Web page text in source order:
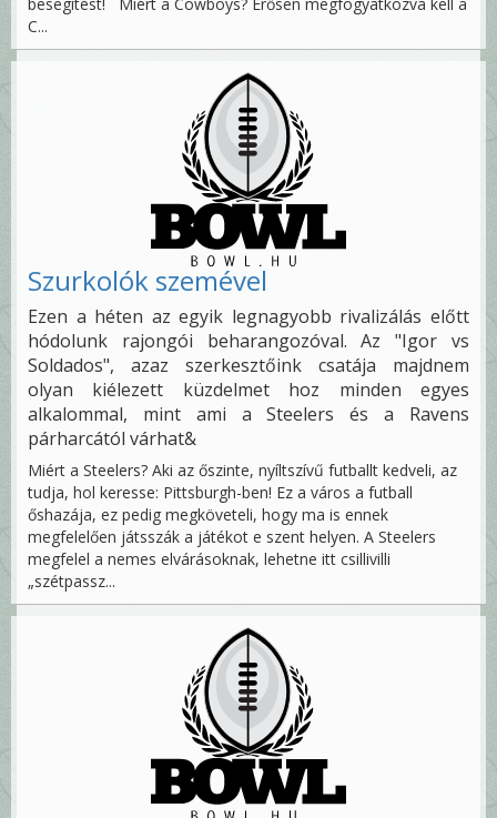
C...
Szurkolók szemével
Ezen a héten az egyik legnagyobb rivalizálás előtt
hódolunk rajongói beharangozóval. Az "Igor vs
Soldados", azaz szerkesztőink csatája majdnem
olyan kiélezett küzdelmet hoz minden egyes
alkalommal, mint ami a Steelers és a Ravens
párharcától várhat&
Miért a Steelers? Aki az őszinte, nyíltszívű futballt kedveli, az
tudja, hol keresse: Pittsburgh-ben! Ez a város a futball
őshazája, ez pedig megköveteli, hogy ma is ennek
megfelelően játsszák a játékot e szent helyen. A Steelers
megfelel a nemes elvárásoknak, lehetne itt csillivilli
„szétpassz...